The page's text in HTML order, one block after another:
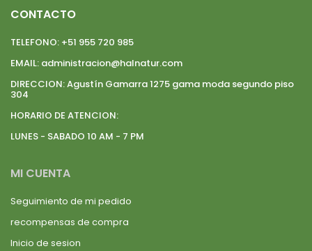
CONTACTO
TELEFONO: +51 955 720 985
EMAIL: administracion@halnatur.com
DIRECCION:Agustín Gamarra 1275 gama moda segundo piso
304
HORARIO DE ATENCION:
LUNES - SABADO 10 AM - 7 PM
MI CUENTA
Seguimiento de mi pedido
recompensas de compra
Inicio de sesion